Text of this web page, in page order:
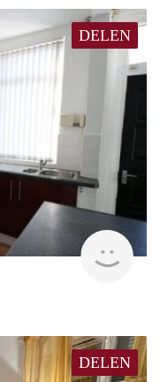
DELEN
DELEN